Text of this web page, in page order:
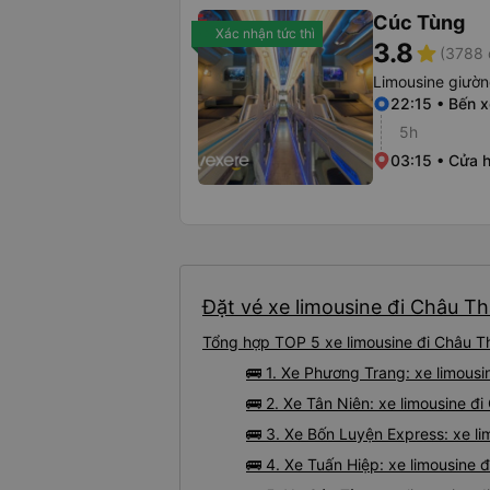
Xác nhận tức thì Cúc Tùng
3.8star (3788
Limousine
22:15 • Bến
5h
03:15 • Cửa
Đặt vé xe limousine đi Châu
Tổng hợp TOP 5 xe limousine đi Châu
🚌 1. Xe Phương Trang: xe
🚌 2. Xe Tân Niên: xe limousine
🚌 3. Xe Bốn Luyện Express: xe
🚌 4. Xe Tuấn Hiệp: xe limousine